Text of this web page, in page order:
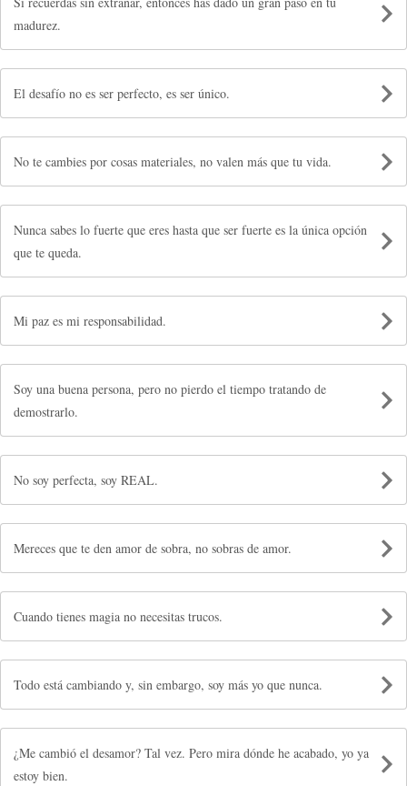
madurez.
El desafío no es ser perfecto, es ser único.
No te cambies por cosas materiales, no valen más que tu vida.
Nunca sabes lo fuerte que eres hasta que ser fuerte es la única opción
que te queda.
Mi paz es mi responsabilidad.
Soy una buena persona, pero no pierdo el tiempo tratando de
demostrarlo.
No soy perfecta, soy REAL.
Mereces que te den amor de sobra, no sobras de amor.
Cuando tienes magia no necesitas trucos.
Todo está cambiando y, sin embargo, soy más yo que nunca.
¿Me cambió el desamor? Tal vez. Pero mira dónde he acabado, yo ya
estoy bien.